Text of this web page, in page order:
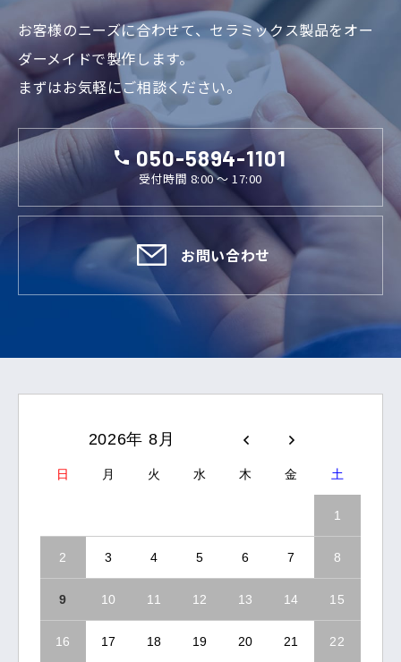
お客様のニーズに合わせて、セラミックス製品をオー
ダーメイドで製作します。
まずはお気軽にご相談ください。
050-5894-1101
受付時間 8:00 ～ 17:00
お問い合わせ
2026年 8月
日 月 火 水 木 金 土
1
2 3 4 5 6 7 8
9 10 11 12 13 14 15
16 17 18 19 20 21 22